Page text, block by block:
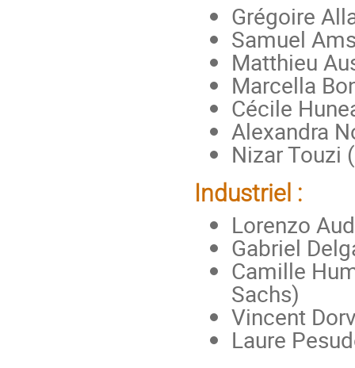
Grégoire
Samuel
Matthieu
Marcella
Cécile
Alexandra
Nizar Touzi
Industriel :
Lorenzo
Gabriel
Camille
Sachs)
Vincent
Laure